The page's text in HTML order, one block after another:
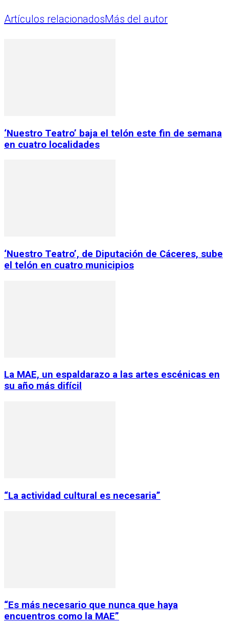
Artículos relacionadosMás del autor
‘Nuestro Teatro’ baja el telón este fin de semana
en cuatro localidades
‘Nuestro Teatro’, de Diputación de Cáceres, sube
el telón en cuatro municipios
La MAE, un espaldarazo a las artes escénicas en
su año más difícil
“La actividad cultural es necesaria”
“Es más necesario que nunca que haya
encuentros como la MAE”